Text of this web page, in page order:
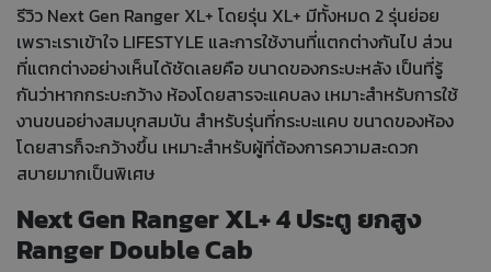
รีวิว Next Gen Ranger XL+ โดยรุ่น XL+ มีทั้งหมด 2 รุ่นย่อย
เพราะเราเข้าใจ LIFESTYLE และการใช้งานที่แตกต่างกันไป ส่วน
ที่แตกต่างอย่างเห็นได้ชัดเลยคือ ขนาดของกระบะหลัง เป็นที่รู้
กันว่าหากกระบะกว้าง ห้องโดยสารจะแคบลง เหมาะสำหรับการใช้
งานขนอย่างสมบุกสมบัน สำหรับรุ่นที่กระบะแคบ ขนาดของห้อง
โดยสารก็จะกว้างขึ้น เหมาะสำหรับผู้ที่ต้องการความสะดวก
สบายมากเป็นพิเศษ
Next Gen Ranger XL+ 4 ประตู ยกสูง
Ranger Double Cab